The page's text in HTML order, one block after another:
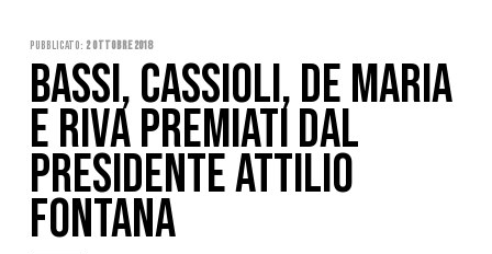
Pubblicato: 2 Ottobre 2018
BASSI, CASSIOLI, DE MARIA
E RIVA PREMIATI DAL
PRESIDENTE ATTILIO
FONTANA